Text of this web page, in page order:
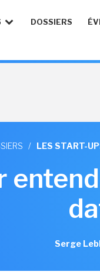
DOSSIERS
/ LES START-
Serge